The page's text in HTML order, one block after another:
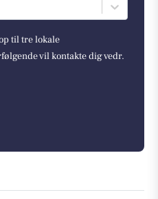
til tre lokale
vil kontakte dig vedr.